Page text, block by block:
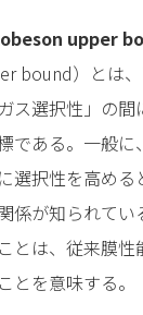
upper
bound）とは
ス選択性」の間
である。一般に
選択性を高め
係が知られて
とは、従来膜性
とを意味する。